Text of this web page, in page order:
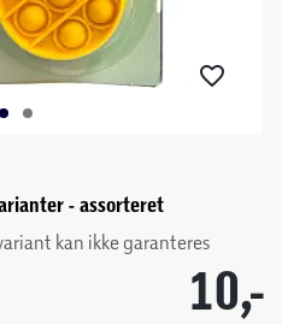
- assorteret
kan ikke garanteres
10,-